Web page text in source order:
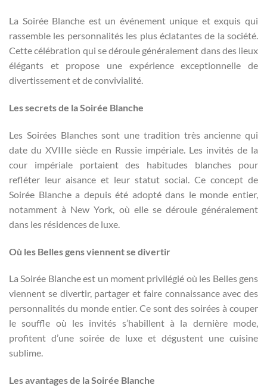
La Soirée Blanche est un événement unique et exquis qui
rassemble les personnalités les plus éclatantes de la société.
Cette célébration qui se déroule généralement dans des lieux
élégants et propose une expérience exceptionnelle de
divertissement et de convivialité.
Les secrets de la Soirée Blanche
Les Soirées Blanches sont une tradition très ancienne qui
date du XVIIIe siècle en Russie impériale. Les invités de la
cour impériale portaient des habitudes blanches pour
refléter leur aisance et leur statut social. Ce concept de
Soirée Blanche a depuis été adopté dans le monde entier,
notamment à New York, où elle se déroule généralement
dans les résidences de luxe.
Où les Belles gens viennent se divertir
La Soirée Blanche est un moment privilégié où les Belles gens
viennent se divertir, partager et faire connaissance avec des
personnalités du monde entier. Ce sont des soirées à couper
le souffle où les invités s’habillent à la dernière mode,
profitent d’une soirée de luxe et dégustent une cuisine
sublime.
Les avantages de la Soirée Blanche